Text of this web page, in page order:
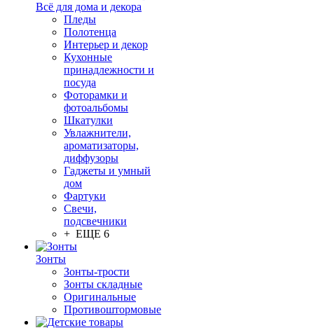
Всё для дома и декора
Пледы
Полотенца
Интерьер и декор
Кухонные
принадлежности и
посуда
Фоторамки и
фотоальбомы
Шкатулки
Увлажнители,
ароматизаторы,
диффузоры
Гаджеты и умный
дом
Фартуки
Свечи,
подсвечники
+ ЕЩЕ 6
Зонты
Зонты-трости
Зонты складные
Оригинальные
Противоштормовые